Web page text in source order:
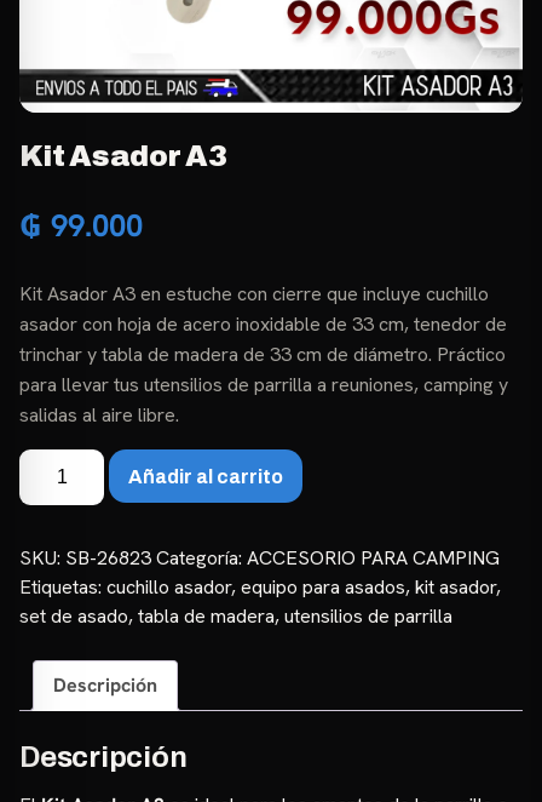
Kit Asador A3
₲ 99.000
Kit Asador A3 en estuche con cierre que incluye cuchillo
asador con hoja de acero inoxidable de 33 cm, tenedor de
trinchar y tabla de madera de 33 cm de diámetro. Práctico
para llevar tus utensilios de parrilla a reuniones, camping y
salidas al aire libre.
Kit
Asador
cantidad
Añadir al carrito
SKU: SB-26823Categoría: ACCESORIO PARA CAMPING
Etiquetas: cuchillo asador,equipo para asados,kit asador,
set de asado,tabla de madera,utensilios de parrilla
Descripción
Descripción